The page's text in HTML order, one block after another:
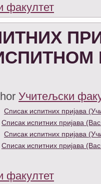
факултет
Учитељски
Списак испитних пријава
Списак испитних пријава
Списак испитних пријава
Списак испитних пријава
факултет